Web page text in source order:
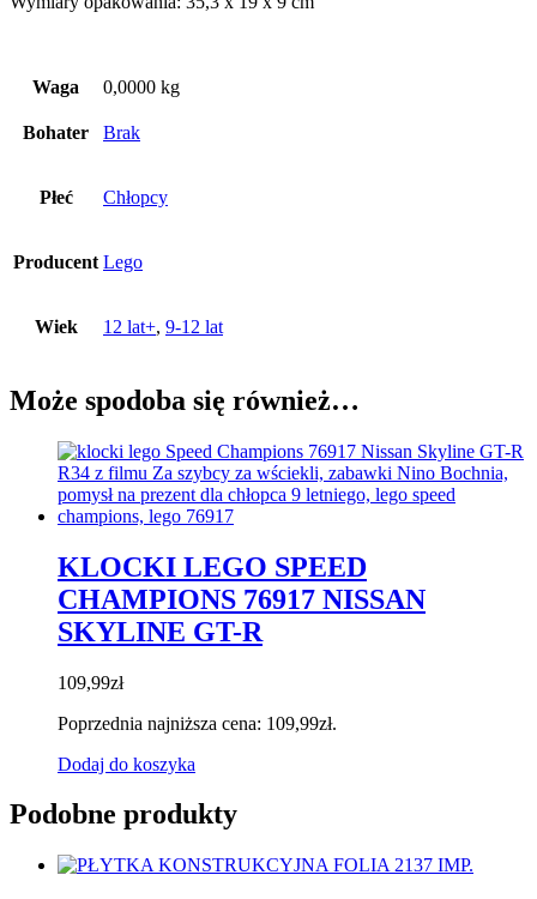
Waga 0,0000 kg
Bohater Brak
Płeć Chłopcy
Producent Lego
Wiek 12 lat+, 9-12 lat
Może spodoba się również…
KLOCKI LEGO SPEED
CHAMPIONS 76917 NISSAN
SKYLINE GT-R
109,99zł
Poprzednia najniższa cena: 109,99zł.
Dodaj do koszyka
Podobne produkty